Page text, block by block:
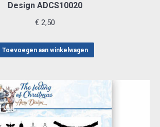
Design ADCS10020
€2,50
Toevoegen aan winkelwagen